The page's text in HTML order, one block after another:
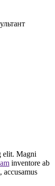
elit. Magni
inventore ab